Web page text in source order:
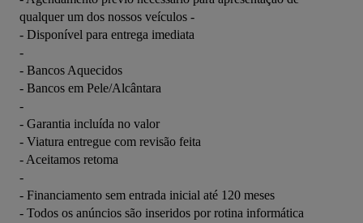
qualquer um dos nossos veículos -
- Disponível para entrega imediata
-
- Bancos Aquecidos
- Bancos em Pele/Alcântara
-
- Garantia incluída no valor
- Viatura entregue com revisão feita
- Aceitamos retoma
-
- Financiamento sem entrada inicial até 120 meses
- Todos os anúncios são inseridos por rotina informática